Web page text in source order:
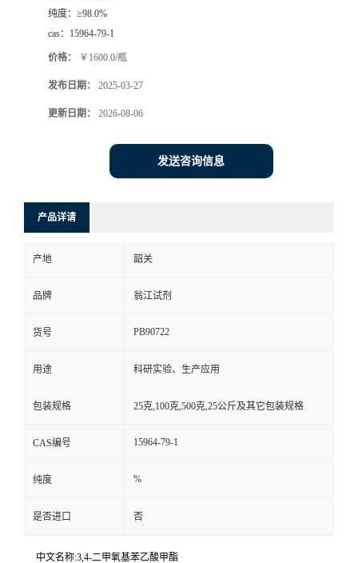
纯度： ≥98.0%
cas： 15964-79-1
价格： ￥1600.0/瓶
发布日期： 2025-03-27
更新日期： 2026-08-06
发送咨询信息
产品详请
产地 韶关
品牌 翁江试剂
货号 PB90722
用途 科研实验、生产应用
包装规格 25克,100克,500克,25公斤及其它包装规格
CAS编号 15964-79-1
纯度 %
是否进口 否
中文名称:3,4-二甲氧基苯乙酸甲酯